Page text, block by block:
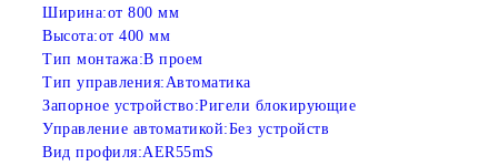
Ширина:от 800 мм
Высота:от 400 мм
Тип монтажа:В проем
Тип управления:Автоматика
Запорное устройство:Ригели блокирующие
Управление автоматикой:Без устройств
Вид профиля:AER55mS